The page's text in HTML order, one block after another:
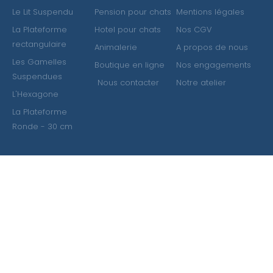
Le Lit Suspendu
La Plateforme
rectangulaire
Les Gamelles
Suspendues
L'Hexagone
La Plateforme
Ronde - 30 cm
Pension pour chats
Hotel pour chats
Animalerie
Boutique en ligne
Nous contacter
Mentions légales
Nos CGV
A propos de nous
Nos engagements
Notre atelier